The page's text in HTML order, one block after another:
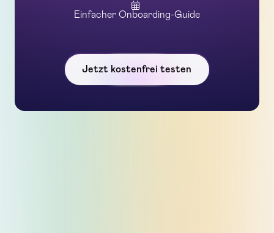

Einfacher Onboarding-Guide
Jetzt kostenfrei testen